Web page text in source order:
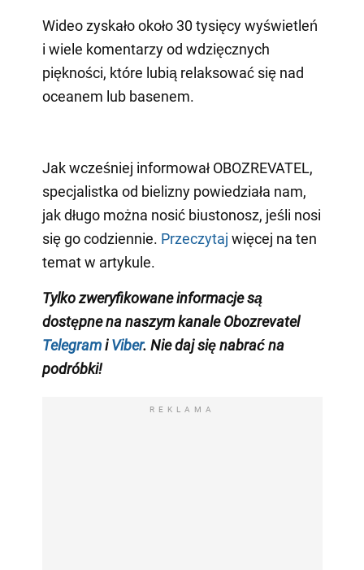
Wideo zyskało około 30 tysięcy wyświetleń
i wiele komentarzy od wdzięcznych
piękności, które lubią relaksować się nad
oceanem lub basenem.
Jak wcześniej informował OBOZREVATEL,
specjalistka od bielizny powiedziała nam,
jak długo można nosić biustonosz, jeśli nosi
się go codziennie. Przeczytaj więcej na ten
temat w artykule.
Tylko zweryfikowane informacje są
dostępne na naszym kanale Obozrevatel
TelegramiViber. Nie daj się nabrać na
podróbki!
REKLAMA